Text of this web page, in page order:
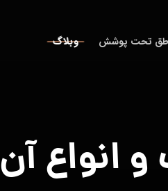
تحت پوشش وبلاگ
انواع آن